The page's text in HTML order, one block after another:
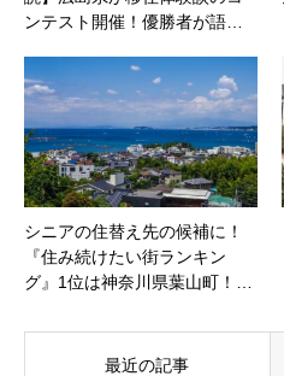
ンテスト開催！優勝者が語…
シニアの住替え先の候補に！
『住み続けたい街ランキン
グ』1位は神奈川県葉山町！…
最近の記事